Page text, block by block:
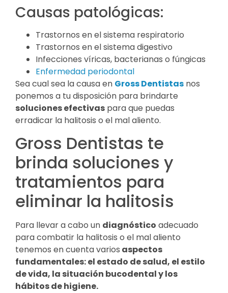
Causas patológicas:
Trastornos en el sistema respiratorio
Trastornos en el sistema digestivo
Infecciones víricas, bacterianas o fúngicas
Enfermedad periodontal
Sea cual sea la causa en Gross Dentistas nos
ponemos a tu disposición para brindarte
soluciones efectivas para que puedas
erradicar la halitosis o el mal aliento.
Gross Dentistas te
brinda soluciones y
tratamientos para
eliminar la halitosis
Para llevar a cabo un diagnóstico adecuado
para combatir la halitosis o el mal aliento
tenemos en cuenta varios aspectos
fundamentales: el estado de salud, el estilo
de vida, la situación bucodental y los
hábitos de higiene.